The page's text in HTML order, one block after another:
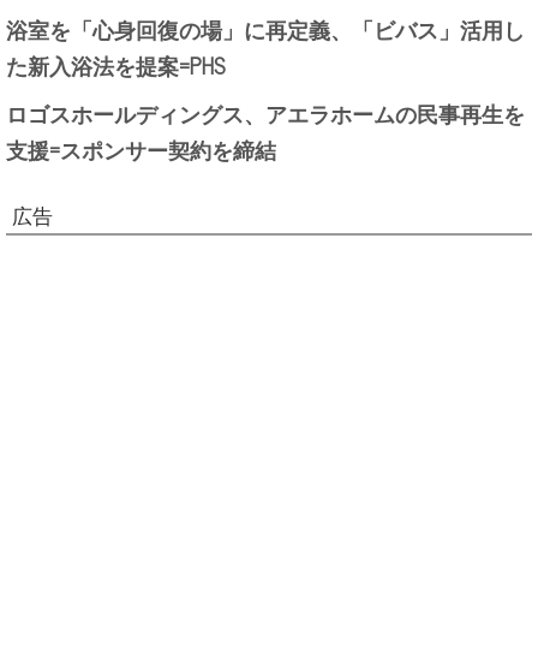
浴室を「心身回復の場」に再定義、「ビバス」活用し
た新入浴法を提案=PHS
ロゴスホールディングス、アエラホームの民事再生を
支援=スポンサー契約を締結
広告